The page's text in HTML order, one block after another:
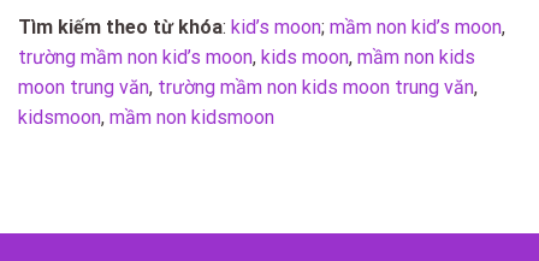
Tìm kiếm theo từ khóa: kid’s moon; mầm non kid’s moon,
trường mầm non kid’s moon, kids moon, mầm non kids
moon trung văn, trường mầm non kids moon trung văn,
kidsmoon, mầm non kidsmoon